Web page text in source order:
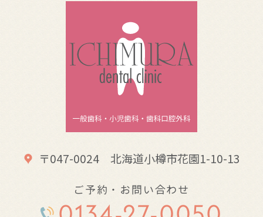
〒047-0024 北海道小樽市花園1-10-13
ご予約・お問い合わせ